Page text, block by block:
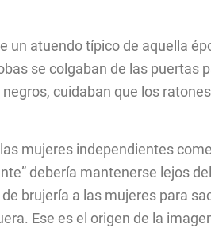
un atuendo típico de aquella
se colgaban de las puertas
cuidaban que los
mujeres independientes
debería mantenerse lejos
brujería a las mujeres para
Ese es el origen de la